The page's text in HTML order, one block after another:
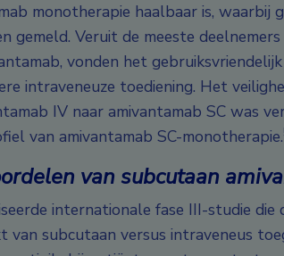
monotherapie haalbaar is, waarbij
gemeld. Veruit de meeste
vonden het
intraveneuze toediening. Het
IV naar amivantamab SC was
van amivantamab SC-monotherapie.
van subcutaan
internationale fase III-studie die
van subcutaan versus intraveneus